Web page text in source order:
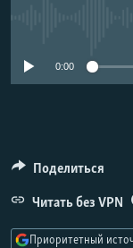
0:00
Поделиться
Читать без VPN
Приоритетный